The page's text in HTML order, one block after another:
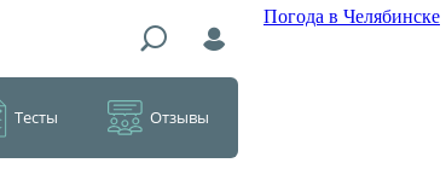
Погода в Челябинске
Тесты Отзывы